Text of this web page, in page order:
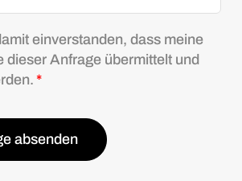
einverstanden, dass meine
dieser Anfrage übermittelt und
*